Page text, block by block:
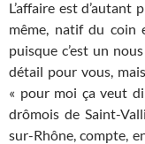
L’affaire est d’autant
même, natif du coin
puisque c’est un
détail pour vous,
« pour moi ça veut
drômois de Saint-
sur-Rhône, compte,